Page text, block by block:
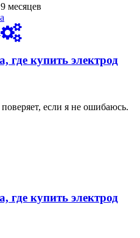
месяцев
где купить электрод
если я не ошибаюсь.
где купить электрод